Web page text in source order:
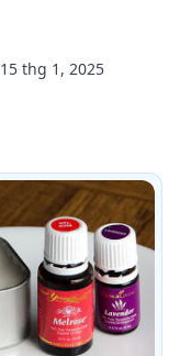
15 thg 1, 2025